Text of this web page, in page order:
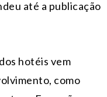
até a publicação
hotéis vem
como